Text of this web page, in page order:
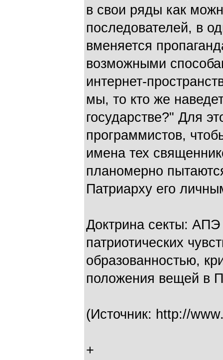
в свои ряды как
последователей, в
вменяется
возможными
интернет-
мы, то кто же
государстве?" Для
программистов,
имена тех
планомерно
Патриарху его
Доктрина секты:
патриотических
образованностью,
положения вещей в
(Источник: http://
+